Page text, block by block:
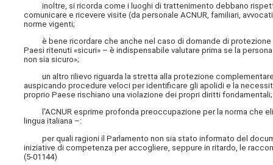
inoltre, si ricorda come i luoghi di trattenimento debbano
comunicare e ricevere visite (da personale ACNUR, familiari,
norme vigenti;
è bene ricordare che anche nel caso di domande di protezione
Paesi ritenuti «sicuri» – è indispensabile valutare prima se la
non sia sicuro»;
un altro rilievo riguarda la stretta alla protezione complementare
auspicando procedure veloci per identificare gli apolidi e la
proprio Paese rischiano una violazione dei propri diritti fondamentali;
l'ACNUR esprime profonda preoccupazione per la norma che
lingua italiana –:
per quali ragioni il Parlamento non sia stato informato del
iniziative di competenza per accogliere, seppure in ritardo, le
(5-01144)